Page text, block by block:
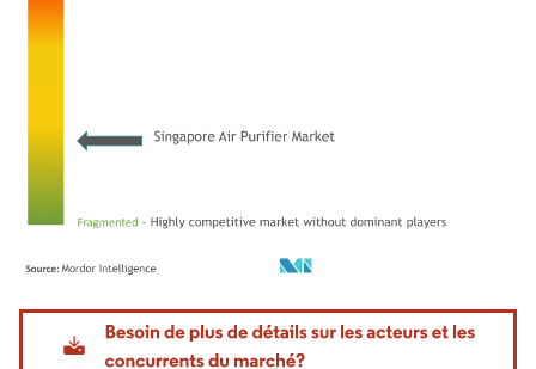
Image © Mordor Intelligence. La réutilisation nécessite une attribution sous CC BY